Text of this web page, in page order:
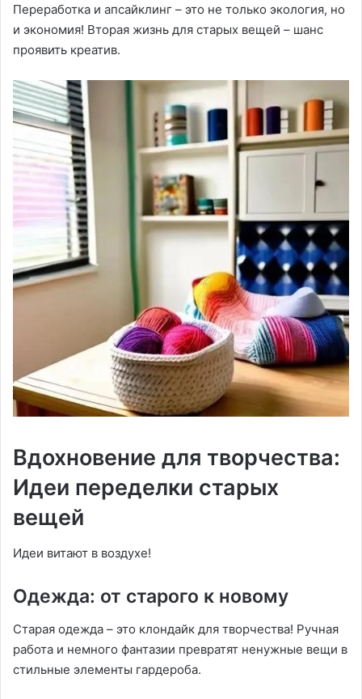
Переработка и апсайклинг – это не только экология, но
и экономия! Вторая жизнь для старых вещей – шанс
проявить креатив.
Вдохновение для творчества:
Идеи переделки старых
вещей
Идеи витают в воздухе!
Одежда: от старого к новому
Старая одежда – это клондайк для творчества! Ручная
работа и немного фантазии превратят ненужные вещи в
стильные элементы гардероба.